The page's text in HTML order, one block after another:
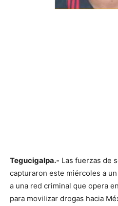
Tegucigalpa.- Las fuerzas de
capturaron este miércoles a
a una red criminal que opera
para movilizar drogas hacia